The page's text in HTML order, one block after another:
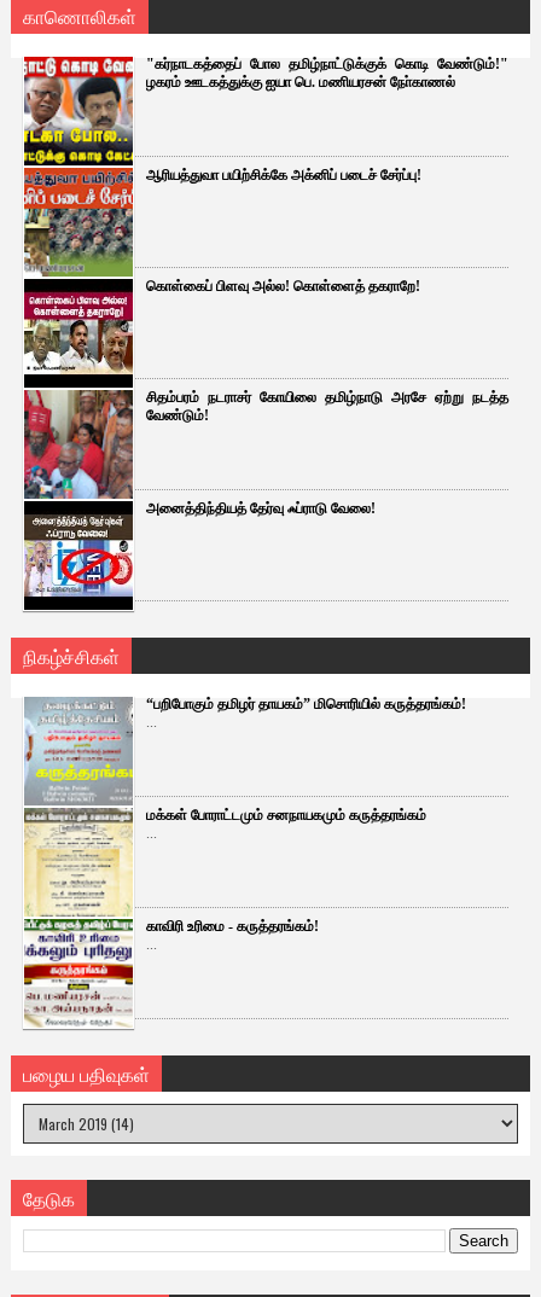
காணொலிகள்
"கர்நாடகத்தைப் போல தமிழ்நாட்டுக்குக் கொடி வேண்டும்!"
ழகரம் ஊடகத்துக்கு ஐயா பெ. மணியரசன் நோ்காணல்
ஆரியத்துவா பயிற்சிக்கே அக்னிப் படைச் சேர்ப்பு!
கொள்கைப் பிளவு அல்ல! கொள்ளைத் தகராறே!
சிதம்பரம் நடராசர் கோயிலை தமிழ்நாடு அரசே ஏற்று நடத்த
வேண்டும்!
அனைத்திந்தியத் தேர்வு ஃப்ராடு வேலை!
நிகழ்ச்சிகள்
“பறிபோகும் தமிழர் தாயகம்” மிசொரியில் கருத்தரங்கம்!
...
மக்கள் போராட்டமும் சனநாயகமும் கருத்தரங்கம்
...
காவிரி உரிமை - கருத்தரங்கம்!
...
பழைய பதிவுகள்
தேடுக